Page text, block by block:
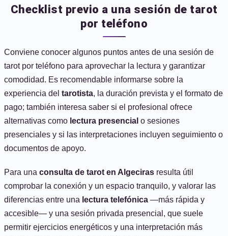
Checklist previo a una sesión de tarot
por teléfono
Conviene conocer algunos puntos antes de una sesión de
tarot por teléfono para aprovechar la lectura y garantizar
comodidad. Es recomendable informarse sobre la
experiencia del tarotista, la duración prevista y el formato de
pago; también interesa saber si el profesional ofrece
alternativas como lectura presencial o sesiones
presenciales y si las interpretaciones incluyen seguimiento o
documentos de apoyo.
Para una consulta de tarot en Algeciras resulta útil
comprobar la conexión y un espacio tranquilo, y valorar las
diferencias entre una lectura telefónica —más rápida y
accesible— y una sesión privada presencial, que suele
permitir ejercicios energéticos y una interpretación más